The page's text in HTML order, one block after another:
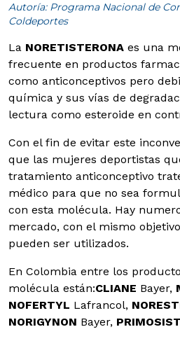
Autoría: Programa Nacional de
Coldeportes
La NORETISTERONA es una
frecuente en productos
como anticonceptivos pero
química y sus vías de
lectura como esteroide en
Con el fin de evitar este
que las mujeres deportistas
tratamiento anticonceptivo
médico para que no sea
con esta molécula. Hay
mercado, con el mismo
pueden ser utilizados.
En Colombia entre los
molécula están:CLIANE Bayer,
NOFERTYL Lafrancol,
NORIGYNON Bayer,